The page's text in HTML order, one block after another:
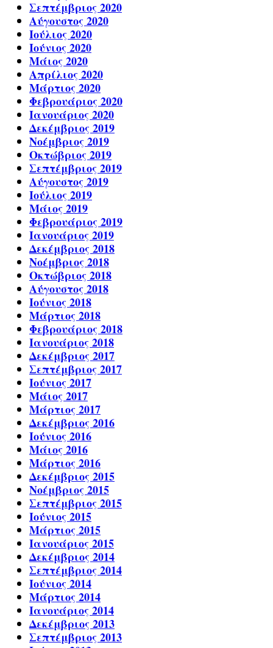
Σεπτέμβριος 2020
Αύγουστος 2020
Ιούλιος 2020
Ιούνιος 2020
Μάιος 2020
Απρίλιος 2020
Μάρτιος 2020
Φεβρουάριος 2020
Ιανουάριος 2020
Δεκέμβριος 2019
Νοέμβριος 2019
Οκτώβριος 2019
Σεπτέμβριος 2019
Αύγουστος 2019
Ιούλιος 2019
Μάιος 2019
Φεβρουάριος 2019
Ιανουάριος 2019
Δεκέμβριος 2018
Νοέμβριος 2018
Οκτώβριος 2018
Αύγουστος 2018
Ιούνιος 2018
Μάρτιος 2018
Φεβρουάριος 2018
Ιανουάριος 2018
Δεκέμβριος 2017
Σεπτέμβριος 2017
Ιούνιος 2017
Μάιος 2017
Μάρτιος 2017
Δεκέμβριος 2016
Ιούνιος 2016
Μάιος 2016
Μάρτιος 2016
Δεκέμβριος 2015
Νοέμβριος 2015
Σεπτέμβριος 2015
Ιούνιος 2015
Μάρτιος 2015
Ιανουάριος 2015
Δεκέμβριος 2014
Σεπτέμβριος 2014
Ιούνιος 2014
Μάρτιος 2014
Ιανουάριος 2014
Δεκέμβριος 2013
Σεπτέμβριος 2013